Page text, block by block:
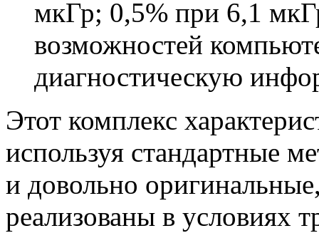
мкГр; 0,5% при 6,1
возможностей
диагностическую
Этот комплекс
используя стандартные
и довольно
реализованы в условиях